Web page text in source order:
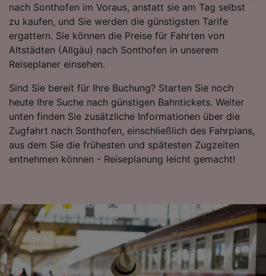
nach Sonthofen im Voraus, anstatt sie am Tag selbst
zu kaufen, und Sie werden die günstigsten Tarife
ergattern. Sie können die Preise für Fahrten von
Altstädten (Allgäu) nach Sonthofen in unserem
Reiseplaner einsehen.
Sind Sie bereit für Ihre Buchung? Starten Sie noch
heute Ihre Suche nach günstigen Bahntickets. Weiter
unten finden Sie zusätzliche Informationen über die
Zugfahrt nach Sonthofen, einschließlich des Fahrplans,
aus dem Sie die frühesten und spätesten Zugzeiten
entnehmen können - Reiseplanung leicht gemacht!
Datenschutzrichtlinie. Diese Präferenzen
werden unseren Partnern signalisiert und
haben keinen Einfluss auf Surfdaten. Ihre
Daten werden nicht für Tracking-Zwecke
verwendet, wenn Sie uns gebeten haben, Ihr
Surfverhalten nicht zu verfolgen.
Wir und unsere Partner verarbeiten Daten, um
Folgendes bereitzustellen:
Verwendung genauer Standortdaten.
Endgeräteeigenschaften zur Identifikation
aktiv abfragen. Speichern von oder Zugriff auf
Inhalten, Zielgruppenforschung sowie
Entwicklung und Verbesserung von
Angeboten.
Liste der Partner (Lieferanten)